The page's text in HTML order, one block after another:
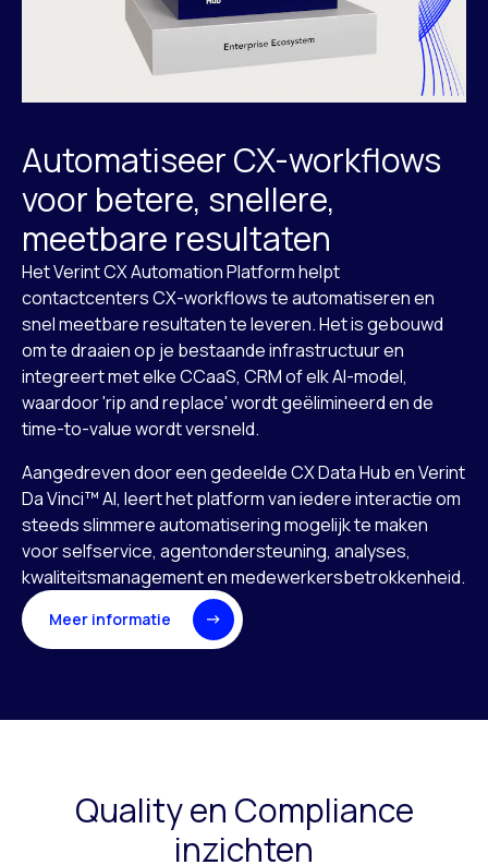
Automatiseer CX-workflows
voor betere, snellere,
meetbare resultaten
Het Verint CX Automation Platform helpt
contactcenters CX-workflows te automatiseren en
snel meetbare resultaten te leveren. Het is gebouwd
om te draaien op je bestaande infrastructuur en
integreert met elke CCaaS, CRM of elk AI-model,
waardoor 'rip and replace' wordt geëlimineerd en de
time-to-value wordt versneld.
Aangedreven door een gedeelde CX Data Hub en Verint
Da Vinci™ AI, leert het platform van iedere interactie om
steeds slimmere automatisering mogelijk te maken
voor selfservice, agentondersteuning, analyses,
kwaliteitsmanagement en medewerkersbetrokkenheid.
Meer informatie
Quality en Compliance
inzichten